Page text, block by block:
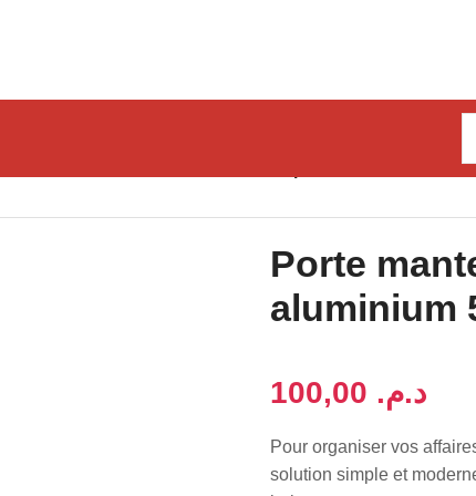
Porte
aluminium
د.م.
Pour organiser vos
solution simple et